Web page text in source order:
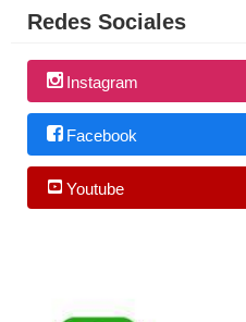
Redes Sociales
Instagram
Facebook
Youtube